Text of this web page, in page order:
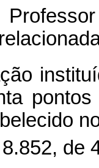
8.852, de